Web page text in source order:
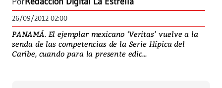
26/09/2012 02:00
PANAMÁ. El ejemplar mexicano ‘Veritas’ vuelve a la
senda de las competencias de la Serie Hípica del
Caribe, cuando para la presente edic...